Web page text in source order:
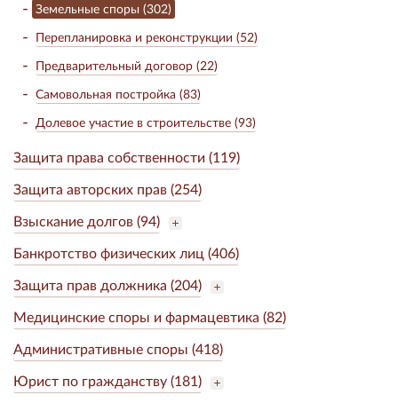
Земельные споры (302)
Перепланировка и реконструкции (52)
Предварительный договор (22)
Самовольная постройка (83)
Долевое участие в строительстве (93)
Защита права собственности (119)
Защита авторских прав (254)
Взыскание долгов (94)
Банкротство физических лиц (406)
Защита прав должника (204)
Медицинские споры и фармацевтика (82)
Административные споры (418)
Юрист по гражданству (181)